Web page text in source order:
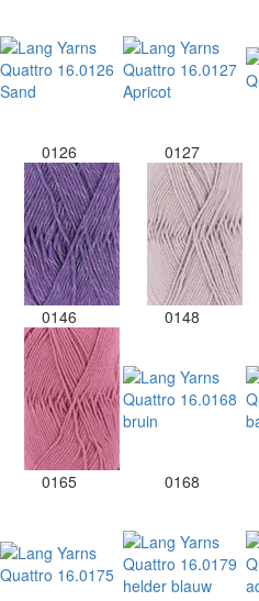
0126 0127
0146 0148
0165 0168